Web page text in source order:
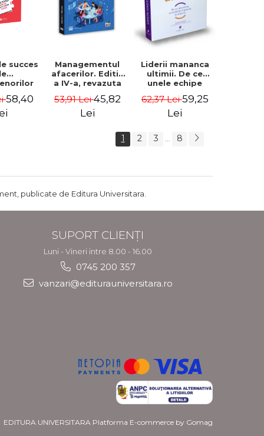
succes
sa-ti
58,40
Managementul
afacerilor. Editia
a IV-a, revazuta
Gabriel I. Nastase
53,91 Lei45,82
Lei
Liderii mananca
ultimii. De ce
unele echipe
impreuna, iar
altele nu. Editia a
62,37 Lei59,25
Lei
1 2 3 8
publicate de Editura Universitara.
SUPORT CLIENȚI
Luni - Vineri intre 8.00 - 16.00
0745 200 357
vanzari@editurauniversitara.ro
EDITURA UNIVERSITARA Platforma E-commerce by Gomag